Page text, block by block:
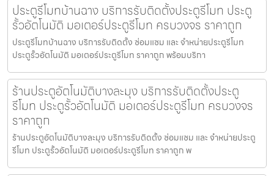
ประตูรีโมทบ้านฉาง บริการรับติดตั้งประตูรีโมท ประตู
รั้วอัตโนมัติ มอเตอร์ประตูรีโมท ครบวงจร ราคาถูก
ประตูรีโมทบ้านฉาง บริการรับติดตั้ง ซ่อมแซม และ จำหน่ายประตูรีโมท
ประตูรั้วอัตโนมัติ มอเตอร์ประตูรีโมท ราคาถูก พร้อมบริกา
ร้านประตูอัตโนมัติบางละมุง บริการรับติดตั้งประตู
รีโมท ประตูรั้วอัตโนมัติ มอเตอร์ประตูรีโมท ครบวงจร
ราคาถูก
ร้านประตูอัตโนมัติบางละมุง บริการรับติดตั้ง ซ่อมแซม และ จำหน่ายประตู
รีโมท ประตูรั้วอัตโนมัติ มอเตอร์ประตูรีโมท ราคาถูก พ